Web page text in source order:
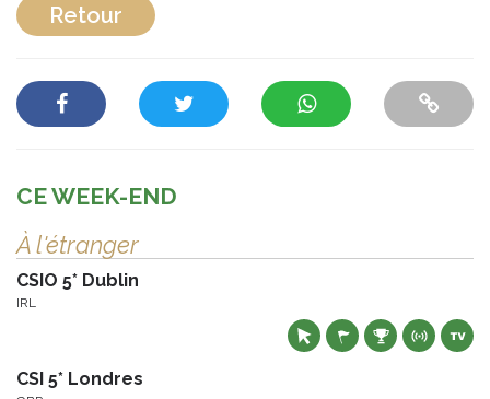
Retour
CE WEEK-END
À l'étranger
CSIO 5* Dublin
IRL
CSI 5* Londres